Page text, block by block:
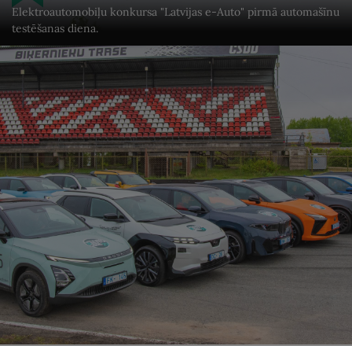
Elektroautomobiļu konkursa "Latvijas e-Auto" pirmā automašīnu
testēšanas diena.